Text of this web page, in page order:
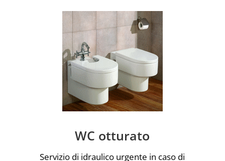
WC otturato
Servizio di idraulico urgente in caso di